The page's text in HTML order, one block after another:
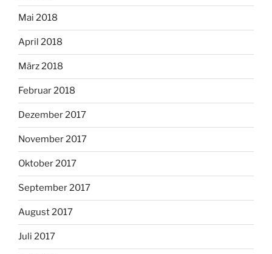
Mai 2018
April 2018
März 2018
Februar 2018
Dezember 2017
November 2017
Oktober 2017
September 2017
August 2017
Juli 2017